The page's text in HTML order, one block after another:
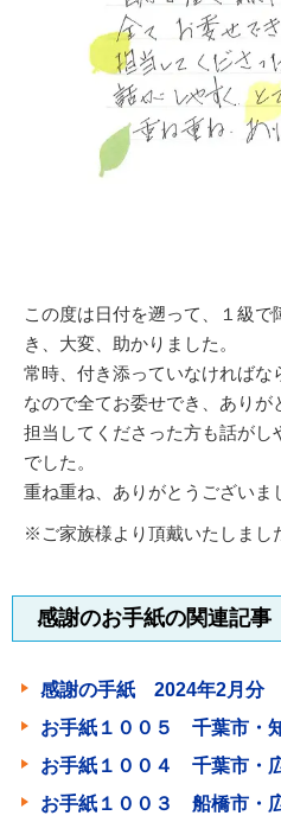
この度は日付を遡って、１級
き、大変、助かりました。
常時、付き添っていなければな
なので全てお委せでき、ありが
担当してくださった方も話が
でした。
重ね重ね、ありがとうございま
※ご家族様より頂戴いたしまし
感謝のお手紙の関連記事
感謝の手紙 2024年2月分
お手紙１００５ 千葉市・
お手紙１００４ 千葉市・
お手紙１００３ 船橋市・